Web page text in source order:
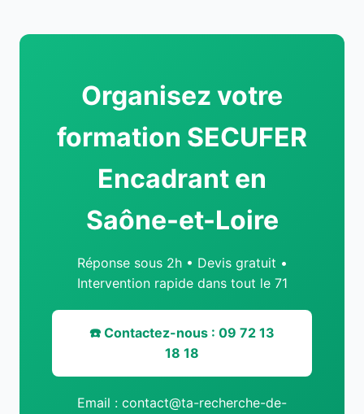
Organisez votre
formation SECUFER
Encadrant en
Saône-et-Loire
Réponse sous 2h • Devis gratuit •
Intervention rapide dans tout le 71
☎️ Contactez-nous : 09 72 13
18 18
Email : contact@ta-recherche-de-